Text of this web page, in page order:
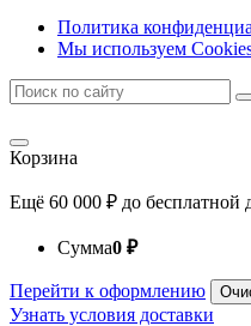
Политика
Мы используем
Корзина
Ещё 60 000 ₽ до бесплатной
Сумма0 ₽
Перейти к оформлению
Узнать условия доставки